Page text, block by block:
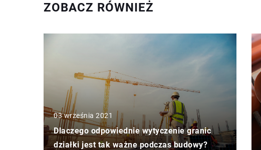
ZOBACZ RÓWNIEŻ
03 września 2021
Dlaczego odpowiednie wytyczenie granic
działki jest tak ważne podczas budowy?